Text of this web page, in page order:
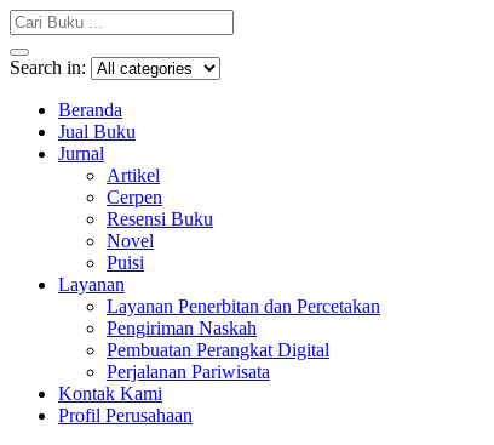
Search in:
Beranda
Jual Buku
Jurnal
Artikel
Cerpen
Resensi Buku
Novel
Puisi
Layanan
Layanan Penerbitan dan Percetakan
Pengiriman Naskah
Pembuatan Perangkat Digital
Perjalanan Pariwisata
Kontak Kami
Profil Perusahaan